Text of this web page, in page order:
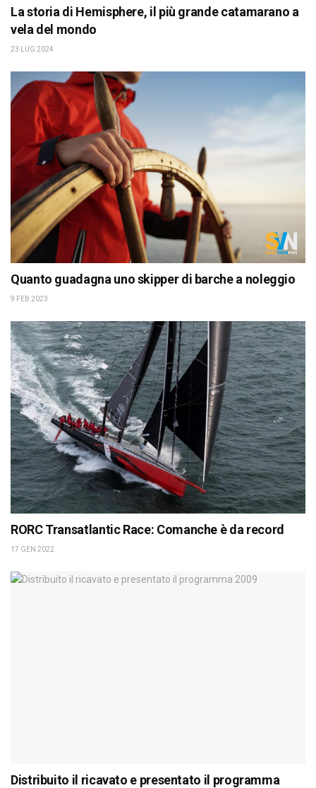
La storia di Hemisphere, il più grande catamarano a
vela del mondo
23 LUG 2024
Quanto guadagna uno skipper di barche a noleggio
9 FEB 2023
RORC Transatlantic Race: Comanche è da record
17 GEN 2022
Distribuito il ricavato e presentato il programma